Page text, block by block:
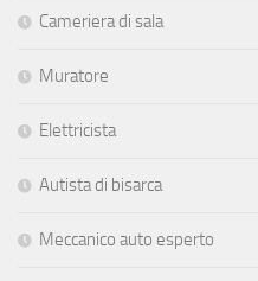
Cameriera di sala
Muratore
Elettricista
Autista di bisarca
Meccanico auto esperto